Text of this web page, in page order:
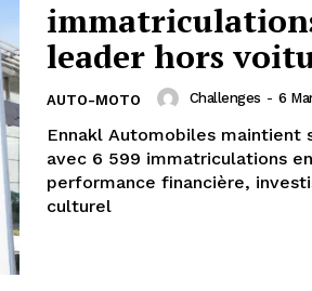
leader hors
AUTO-MOTO Challenges - 6
Ennakl Automobiles maintient
avec 6 599 immatriculations
performance financière,
culturel